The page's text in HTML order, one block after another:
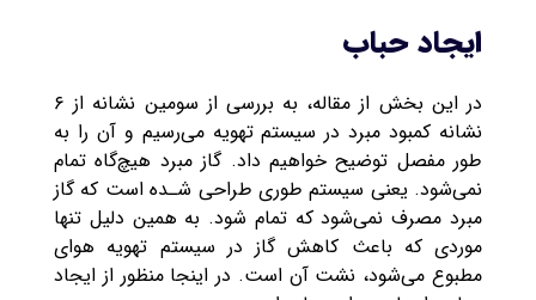
ایجاد حباب
در این بخش از مقاله، به بررسی از سومین نشانه از ۶
نشانه کمبود مبرد در سیستم تهویه می‌رسیم و آن را به
طور مفصل توضیح خواهیم داد. گاز مبرد هیچ‌گاه تمام
نمی‌شود. یعنی سیستم طوری طراحی شـده است که گاز
مبرد مصرف نمی‌شود که تمام شود‌. به همین دلیل تنها
موردی که باعث کاهش گاز در سیستم تهویه هوای
مطبوع می‌شود، نشت آن است. در اینجا منظور از ایجاد